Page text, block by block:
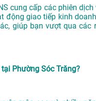
cung cấp các phiên
động giao tiếp kinh
giúp bạn vượt qua
Phường Sóc Trăng?